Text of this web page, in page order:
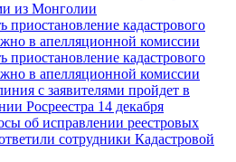
из Монголии
приостановление кадастрового
в апелляционной комиссии
приостановление кадастрового
в апелляционной комиссии
с заявителями пройдет в
Росреестра 14 декабря
об исправлении реестровых
сотрудники Кадастровой